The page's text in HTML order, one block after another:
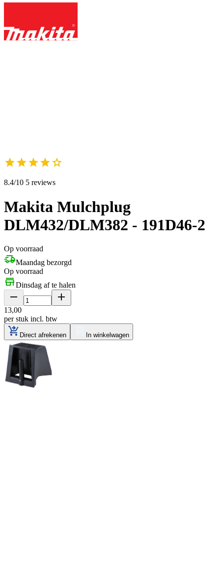
8.4/10 5 reviews
Makita Mulchplug
DLM432/DLM382 - 191D46-2
Op voorraad
Maandag bezorgd
Op voorraad
Dinsdag af te halen
13,00
per stuk incl. btw
Direct afrekenen In winkelwagen